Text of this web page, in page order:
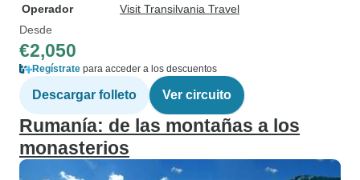
Operador
Visit Transilvania Travel
Desde
€2,050
Regístrate para acceder a los descuentos
Descargar folleto Ver circuito
Rumanía: de las montañas a los
monasterios